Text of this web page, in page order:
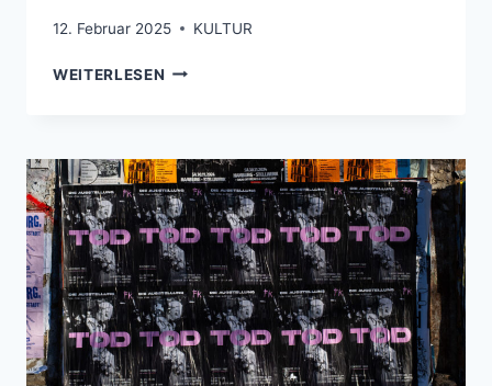
12. Februar 2025 KULTUR
WEITERLESEN CHRISTIAN